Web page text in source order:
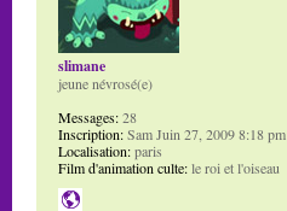
slimane
jeune névrosé(e)
Messages:28
Inscription:Sam Juin 27, 2009 8:18 pm
Localisation:paris
Film d'animation culte:le roi et l'oiseau